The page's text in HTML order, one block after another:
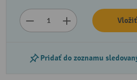
Pridať do zoznamu